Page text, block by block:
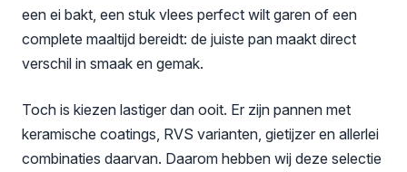
een ei bakt, een stuk vlees perfect wilt garen of een
complete maaltijd bereidt: de juiste pan maakt direct
verschil in smaak en gemak.
Toch is kiezen lastiger dan ooit. Er zijn pannen met
keramische coatings, RVS varianten, gietijzer en allerlei
combinaties daarvan. Daarom hebben wij deze selectie